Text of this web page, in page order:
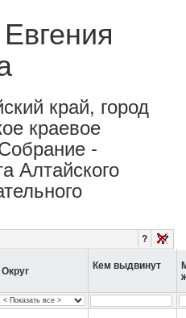
край, город
краевое
-
Алтайского
?
Округ Кем выдвинут